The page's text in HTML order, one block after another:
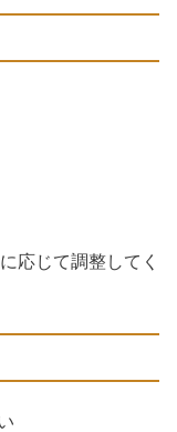
応じて調整してく